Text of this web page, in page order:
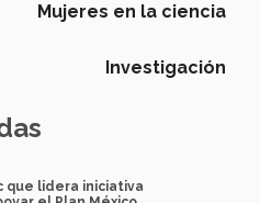
Mujeres en la ciencia
Investigación
que lidera iniciativa